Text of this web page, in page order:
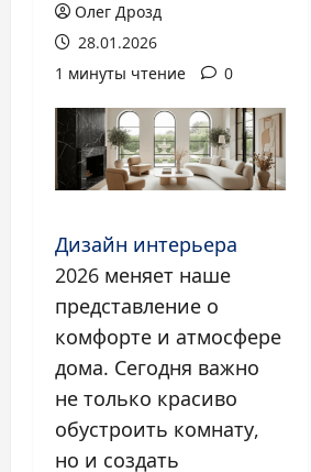
Олег Дрозд
28.01.2026
1 минуты чтение
0
Дизайн интерьера
2026 меняет наше
представление о
комфорте и атмосфере
дома. Сегодня важно
не только красиво
обустроить комнату,
но и создать